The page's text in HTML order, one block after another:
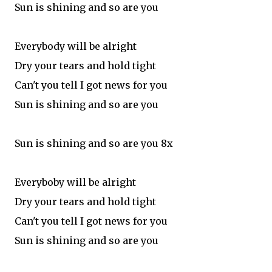
Sun is shining and so are you
Everybody will be alright
Dry your tears and hold tight
Can't you tell I got news for you
Sun is shining and so are you
Sun is shining and so are you 8x
Everyboby will be alright
Dry your tears and hold tight
Can't you tell I got news for you
Sun is shining and so are you